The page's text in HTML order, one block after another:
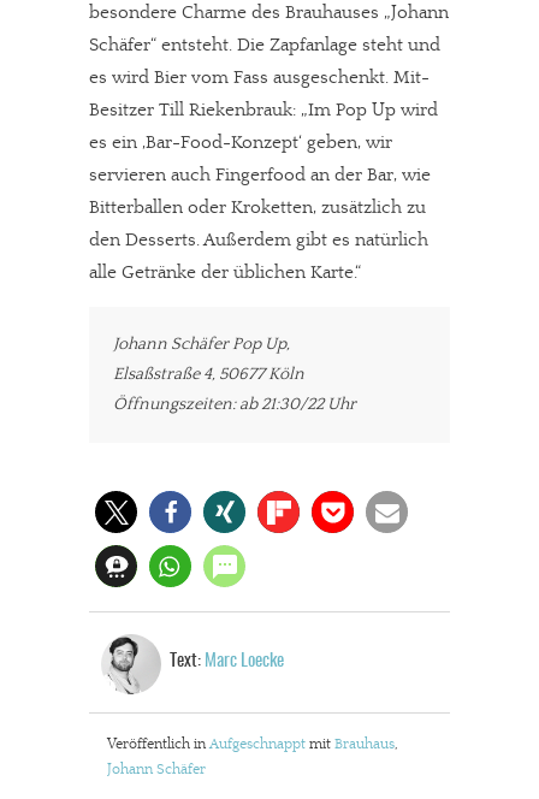
besondere Charme des Brauhauses „Johann
Schäfer“ entsteht. Die Zapfanlage steht und
es wird Bier vom Fass ausgeschenkt. Mit-
Besitzer Till Riekenbrauk: „Im Pop Up wird
es ein ‚Bar-Food-Konzept‘ geben, wir
servieren auch Fingerfood an der Bar, wie
Bitterballen oder Kroketten, zusätzlich zu
den Desserts. Außerdem gibt es natürlich
alle Getränke der üblichen Karte.“
Johann Schäfer Pop Up,
Elsaßstraße 4, 50677 Köln
Öffnungszeiten: ab 21:30/22 Uhr
Text: Marc Loecke
Veröffentlich in Aufgeschnappt mit Brauhaus
Johann Schäfer